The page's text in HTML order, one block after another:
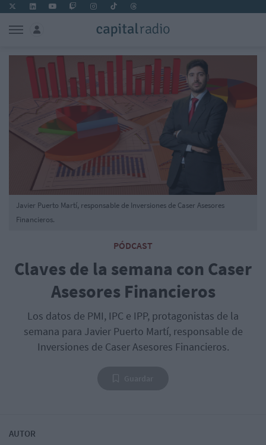
PÓDCAST
Claves de la semana con Caser
Asesores Financieros
Los datos de PMI, IPC e IPP, protagonistas de la
semana para Javier Puerto Martí, responsable de
Inversiones de Caser Asesores Financieros.
Javier Puerto Martí, responsable de Inversiones de Caser Asesores
Financieros.
AUTOR